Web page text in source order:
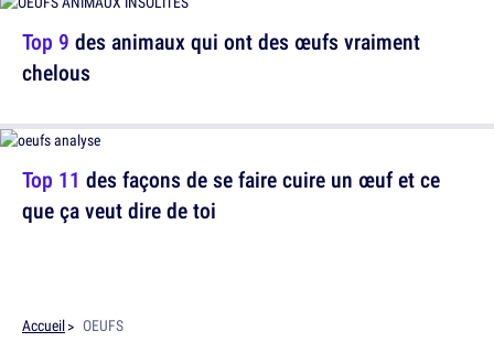
Top 9 des animaux qui ont des œufs vraiment
chelous
Top 11 des façons de se faire cuire un œuf et ce
que ça veut dire de toi
Accueil OEUFS